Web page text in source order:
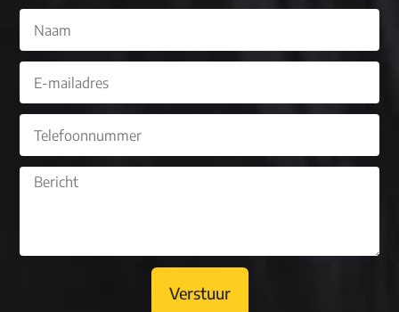
Verstuur